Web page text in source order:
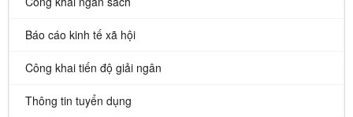
Báo cáo kinh tế xã hội
Công khai tiến độ giải ngân
Thông tin tuyển dụng